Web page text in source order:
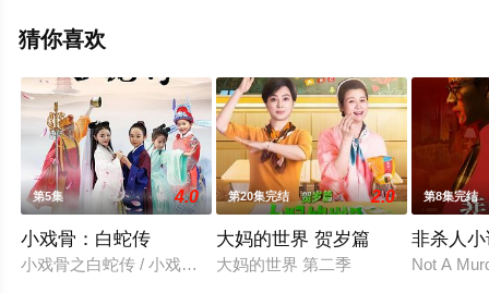
剧情信息可移步至豆瓣电视剧、电视猫或剧情网等平台了
猜你喜欢
第5集 4.0
小戏骨：白蛇传
小戏骨之白蛇传 / 小戏骨：白蛇传篇 / Star of Tomorrow: Legend
第20集完结 2.0
大妈的世界 贺岁篇
大妈的世界 第二季
第8集完结
非杀人
Not A